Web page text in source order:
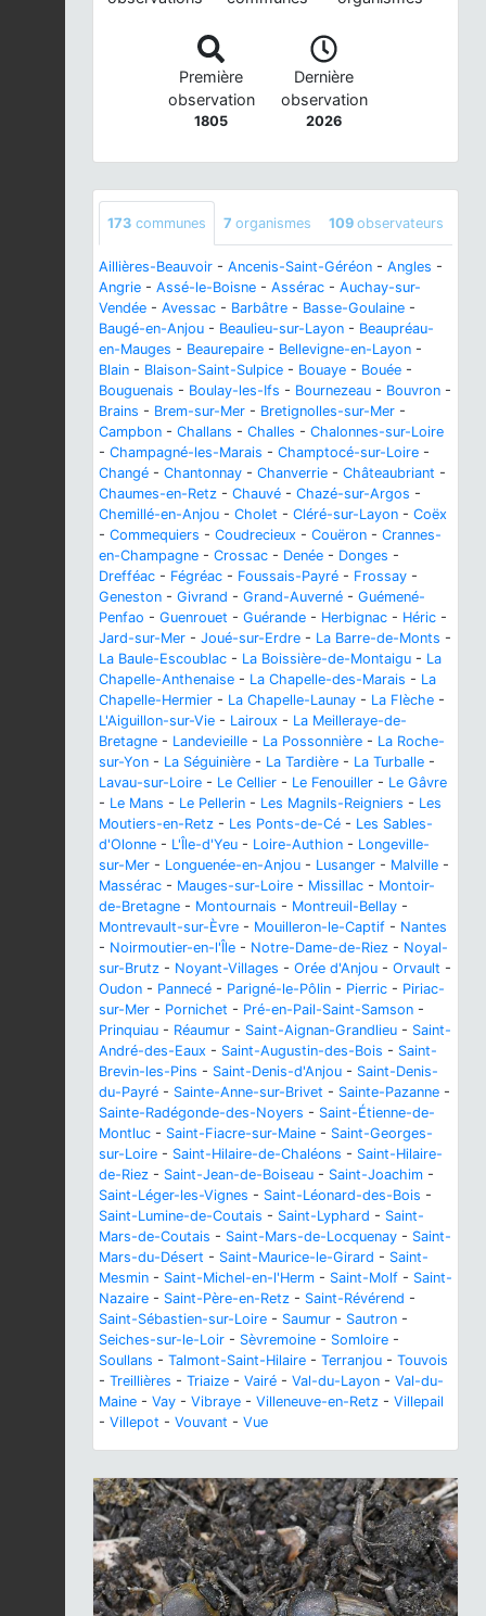
Première
observation
1805
Dernière
observation
2026
173 communes 7 organismes 109 observateurs
Aillières-Beauvoir - Ancenis-Saint-Géréon - Angles -
Angrie - Assé-le-Boisne - Assérac - Auchay-sur-
Vendée - Avessac - Barbâtre - Basse-Goulaine -
Baugé-en-Anjou - Beaulieu-sur-Layon - Beaupréau-
en-Mauges - Beaurepaire - Bellevigne-en-Layon -
Blain - Blaison-Saint-Sulpice - Bouaye - Bouée -
Bouguenais - Boulay-les-Ifs - Bournezeau - Bouvron -
Brains - Brem-sur-Mer - Bretignolles-sur-Mer -
Campbon - Challans - Challes - Chalonnes-sur-Loire
- Champagné-les-Marais - Champtocé-sur-Loire -
Changé - Chantonnay - Chanverrie - Châteaubriant -
Chaumes-en-Retz - Chauvé - Chazé-sur-Argos -
Chemillé-en-Anjou - Cholet - Cléré-sur-Layon - Coëx
- Commequiers - Coudrecieux - Couëron - Crannes-
en-Champagne - Crossac - Denée - Donges -
Drefféac - Fégréac - Foussais-Payré - Frossay -
Geneston - Givrand - Grand-Auverné - Guémené-
Penfao - Guenrouet - Guérande - Herbignac - Héric -
Jard-sur-Mer - Joué-sur-Erdre - La Barre-de-Monts -
La Baule-Escoublac - La Boissière-de-Montaigu - La
Chapelle-Anthenaise - La Chapelle-des-Marais - La
Chapelle-Hermier - La Chapelle-Launay - La Flèche -
L'Aiguillon-sur-Vie - Lairoux - La Meilleraye-de-
Bretagne - Landevieille - La Possonnière - La Roche-
sur-Yon - La Séguinière - La Tardière - La Turballe -
Lavau-sur-Loire - Le Cellier - Le Fenouiller - Le Gâvre
- Le Mans - Le Pellerin - Les Magnils-Reigniers - Les
Moutiers-en-Retz - Les Ponts-de-Cé - Les Sables-
d'Olonne - L'Île-d'Yeu - Loire-Authion - Longeville-
sur-Mer - Longuenée-en-Anjou - Lusanger - Malville -
Massérac - Mauges-sur-Loire - Missillac - Montoir-
de-Bretagne - Montournais - Montreuil-Bellay -
Montrevault-sur-Èvre - Mouilleron-le-Captif - Nantes
- Noirmoutier-en-l'Île - Notre-Dame-de-Riez - Noyal-
sur-Brutz - Noyant-Villages - Orée d'Anjou - Orvault -
Oudon - Pannecé - Parigné-le-Pôlin - Pierric - Piriac-
sur-Mer - Pornichet - Pré-en-Pail-Saint-Samson -
Prinquiau - Réaumur - Saint-Aignan-Grandlieu - Saint-
André-des-Eaux - Saint-Augustin-des-Bois - Saint-
Brevin-les-Pins - Saint-Denis-d'Anjou - Saint-Denis-
du-Payré - Sainte-Anne-sur-Brivet - Sainte-Pazanne -
Sainte-Radégonde-des-Noyers - Saint-Étienne-de-
Montluc - Saint-Fiacre-sur-Maine - Saint-Georges-
sur-Loire - Saint-Hilaire-de-Chaléons - Saint-Hilaire-
de-Riez - Saint-Jean-de-Boiseau - Saint-Joachim -
Saint-Léger-les-Vignes - Saint-Léonard-des-Bois -
Saint-Lumine-de-Coutais - Saint-Lyphard - Saint-
Mars-de-Coutais - Saint-Mars-de-Locquenay - Saint-
Mars-du-Désert - Saint-Maurice-le-Girard - Saint-
Mesmin - Saint-Michel-en-l'Herm - Saint-Molf - Saint-
Nazaire - Saint-Père-en-Retz - Saint-Révérend -
Saint-Sébastien-sur-Loire - Saumur - Sautron -
Seiches-sur-le-Loir - Sèvremoine - Somloire -
Soullans - Talmont-Saint-Hilaire - Terranjou - Touvois
- Treillières - Triaize - Vairé - Val-du-Layon - Val-du-
Maine - Vay - Vibraye - Villeneuve-en-Retz - Villepail
- Villepot - Vouvant - Vue